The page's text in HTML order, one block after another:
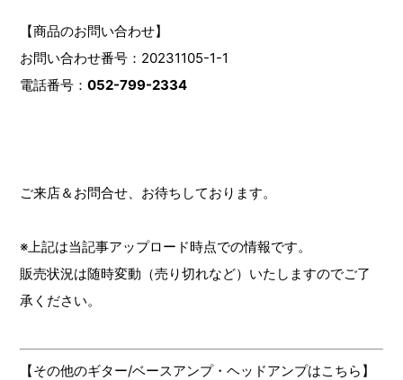
【商品のお問い合わせ】
お問い合わせ番号：20231105-1-1
電話番号：052-799-2334
ご来店＆お問合せ、お待ちしております。
※上記は当記事アップロード時点での情報です。
販売状況は随時変動（売り切れなど）いたしますのでご了
承ください。
【その他のギター/ベースアンプ・ヘッドアンプはこちら】